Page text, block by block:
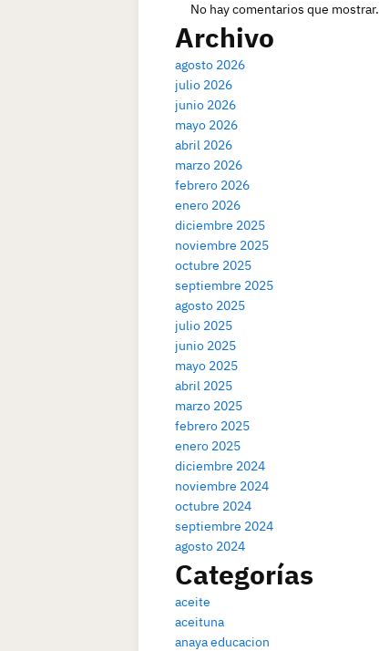
No hay comentarios que mostrar.
Archivo
agosto 2026
julio 2026
junio 2026
mayo 2026
abril 2026
marzo 2026
febrero 2026
enero 2026
diciembre 2025
noviembre 2025
octubre 2025
septiembre 2025
agosto 2025
julio 2025
junio 2025
mayo 2025
abril 2025
marzo 2025
febrero 2025
enero 2025
diciembre 2024
noviembre 2024
octubre 2024
septiembre 2024
agosto 2024
Categorías
aceite
aceituna
anaya educacion